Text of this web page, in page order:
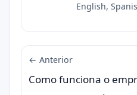
English,
← Anterior
Como funciona o